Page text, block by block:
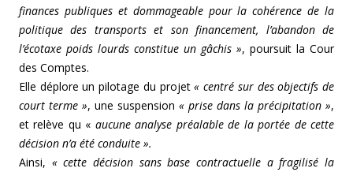
finances publiques et dommageable pour la cohérence de la
politique des transports et son financement, l’abandon de
l’écotaxe poids lourds constitue un gâchis », poursuit la Cour
des Comptes.
Elle déplore un pilotage du projet« centré sur des objectifs de
court terme », une suspension « prise dans la précipitation »,
et relève qu « aucune analyse préalable de la portée de cette
décision n’a été conduite ».
Ainsi, « cette décision sans base contractuelle a fragilisé la